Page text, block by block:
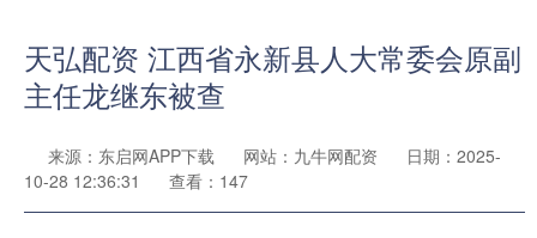
天弘配资 江西省永新县人大常委会原副
主任龙继东被查
来源：东启网APP下载 网站：九牛网配资
日期：2025-
10-28 12:36:31
查看：147